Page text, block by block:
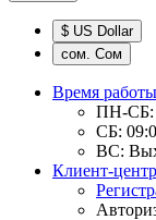
$ US Dollar
сом. Сом
Время работы
ПН-СБ:
СБ:
ВС:
Клиент-центр